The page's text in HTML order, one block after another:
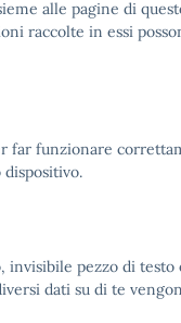
alle pagine di
raccolte in essi
far funzionare
invisibile pezzo di
dati su di te